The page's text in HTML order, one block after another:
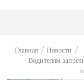
Главная
Новости
Водителям